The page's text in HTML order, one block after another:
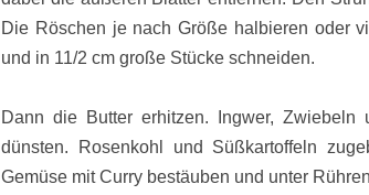
Die Röschen je nach Größe halbieren oder
und in 11/2 cm große Stücke schneiden.
Dann die Butter erhitzen. Ingwer,
dünsten. Rosenkohl und Süßkartoffeln
Gemüse mit Curry bestäuben und unter